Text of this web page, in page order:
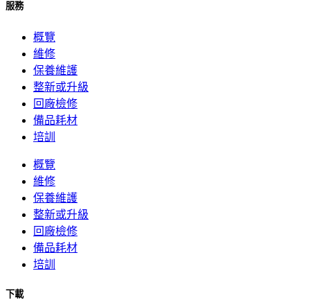
服務
概覽
維修
保養維護
整新或升級
回廠檢修
備品耗材
培訓
概覽
維修
保養維護
整新或升級
回廠檢修
備品耗材
培訓
下載